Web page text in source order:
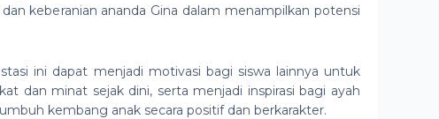
keberanian ananda Gina dalam menampilkan potensi
ini dapat menjadi motivasi bagi siswa lainnya untuk
dan minat sejak dini, serta menjadi inspirasi bagi ayah
kembang anak secara positif dan berkarakter.